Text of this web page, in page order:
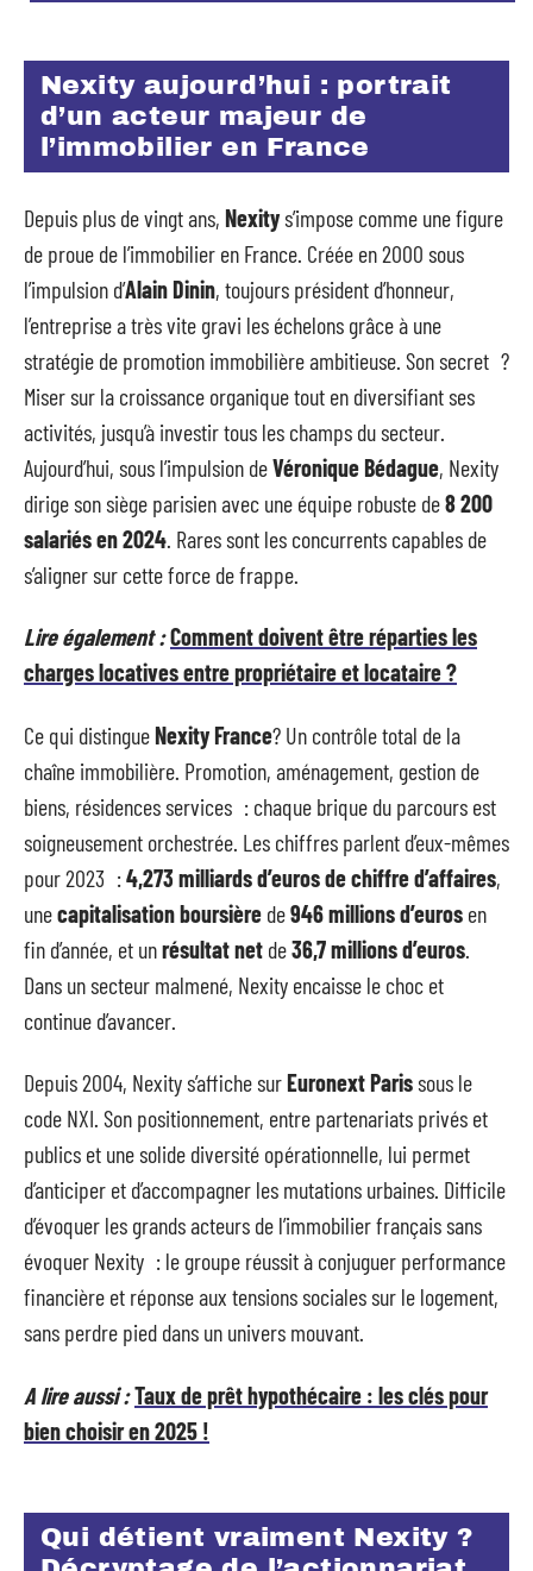
Nexity aujourd’hui : portrait
d’un acteur majeur de
l’immobilier en France
Depuis plus de vingt ans, Nexitys’impose comme une figure
de proue de l’immobilier en France. Créée en 2000 sous
l’impulsion d’Alain Dinin, toujours président d’honneur,
l’entreprise a très vite gravi les échelons grâce à une
stratégie de promotion immobilière ambitieuse. Son secret ?
Miser sur la croissance organique tout en diversifiant ses
activités, jusqu’à investir tous les champs du secteur.
Aujourd’hui, sous l’impulsion deVéronique Bédague, Nexity
dirige son siège parisien avec une équipe robuste de8 200
salariés en 2024 . Rares sont les concurrents capables de
s’aligner sur cette force de frappe.
Lire également :Comment doivent être réparties les
charges locatives entre propriétaire et locataire ?
Ce qui distingueNexity France? Un contrôle total de la
chaîne immobilière. Promotion, aménagement, gestion de
biens, résidences services : chaque brique du parcours est
soigneusement orchestrée. Les chiffres parlent d’eux-mêmes
pour 2023 :4,273 milliards d’euros de chiffre d’affaires,
unecapitalisation boursière de946 millions d’euros en
fin d’année, et unrésultat net de36,7 millions d’euros
Dans un secteur malmené, Nexity encaisse le choc et
continue d’avancer.
Depuis 2004, Nexity s’affiche surEuronext Parissous le
code NXI. Son positionnement, entre partenariats privés et
publics et une solide diversité opérationnelle, lui permet
d’anticiper et d’accompagner les mutations urbaines. Difficile
d’évoquer les grands acteurs de l’immobilier français sans
évoquer Nexity : le groupe réussit à conjuguer performance
financière et réponse aux tensions sociales sur le logement,
sans perdre pied dans un univers mouvant.
A lire aussi :Taux de prêt hypothécaire : les clés pour
bien choisir en 2025 !
Qui détient vraiment Nexity ?